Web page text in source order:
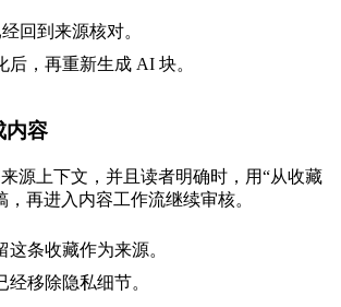
回到来源核对。
后，再重新生成 AI 块。
内容
源上下文，并且读者明确时，用“从收藏
，再进入内容工作流继续审核。
这条收藏作为来源。
经移除隐私细节。